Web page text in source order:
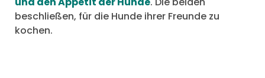
beschließen, für die Hunde ihrer Freunde zu
kochen.